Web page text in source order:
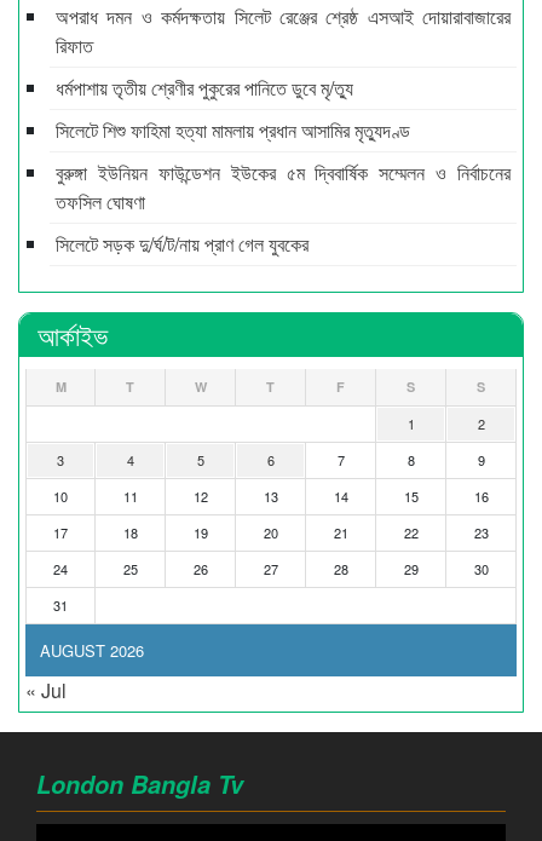
অপরাধ দমন ও কর্মদক্ষতায় সিলেট রেঞ্জের শ্রেষ্ঠ এসআই দোয়ারাবাজারের
রিফাত
ধর্মপাশায় তৃতীয় শ্রেণীর পুকুরের পানিতে ডুবে মৃ/ত্যু
সিলেটে শিশু ফাহিমা হত্যা মামলায় প্রধান আসামির মৃত্যুদণ্ড
বুরুঙ্গা ইউনিয়ন ফাউন্ডেশন ইউকের ৫ম দ্বিবার্ষিক সম্মেলন ও নির্বাচনের
তফসিল ঘোষণা
সিলেটে সড়ক দু/র্ঘ/ট/নায় প্রাণ গেল যুবকের
আর্কাইভ
AUGUST 2026
M T W T F S S
1
2
3
4 5 6 7 8
9
10
11 12 13 14 15
16
17
18 19 20 21 22
23
24
25 26 27 28 29
30
31
« Jul
London Bangla Tv